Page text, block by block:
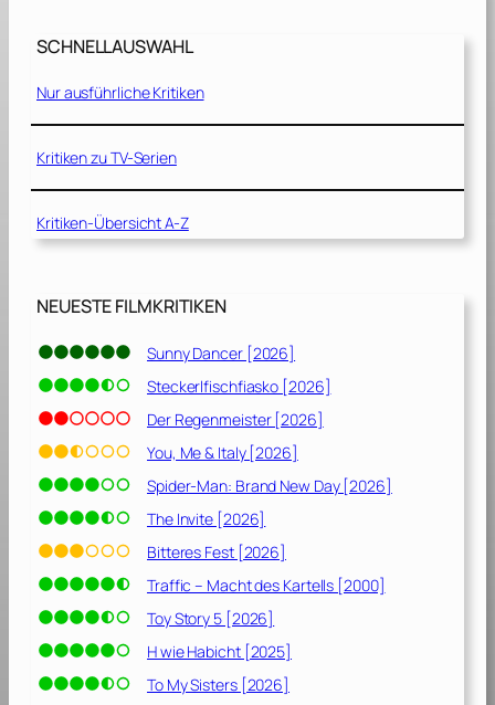
:
e
g
e
e
d
C
a
c
e
[
0
1
9
]
SCHNELLAUSWAHL
Nur ausführliche Kritiken
Kritiken zu TV-Serien
Kritiken-Übersicht A-Z
NEUESTE FILMKRITIKEN
Sunny Dancer [2026]
Steckerlfischfiasko [2026]
Der Regenmeister [2026]
You, Me & Italy [2026]
Spider-Man: Brand New Day [2026]
The Invite [2026]
Bitteres Fest [2026]
Traffic – Macht des Kartells [2000]
Toy Story 5 [2026]
H wie Habicht [2025]
To My Sisters [2026]